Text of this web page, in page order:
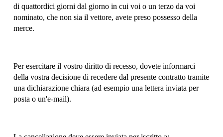
di quattordici giorni dal giorno in cui voi o un terzo da voi
nominato, che non sia il vettore, avete preso possesso della
merce.
Per esercitare il vostro diritto di recesso, dovete informarci
della vostra decisione di recedere dal presente contratto tramite
una dichiarazione chiara (ad esempio una lettera inviata per
posta o un'e-mail).